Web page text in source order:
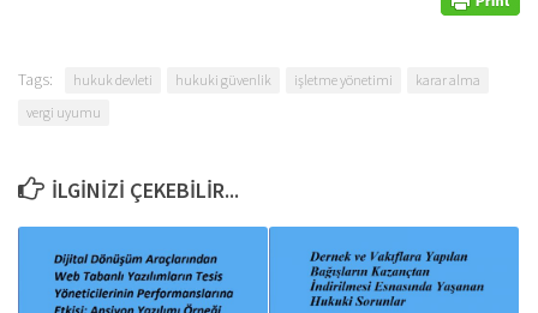
Tags: hukuk devleti hukuki güvenlik işletme yönetimi
karar alma
vergi uyumu
İLGINIZI ÇEKEBILIR...